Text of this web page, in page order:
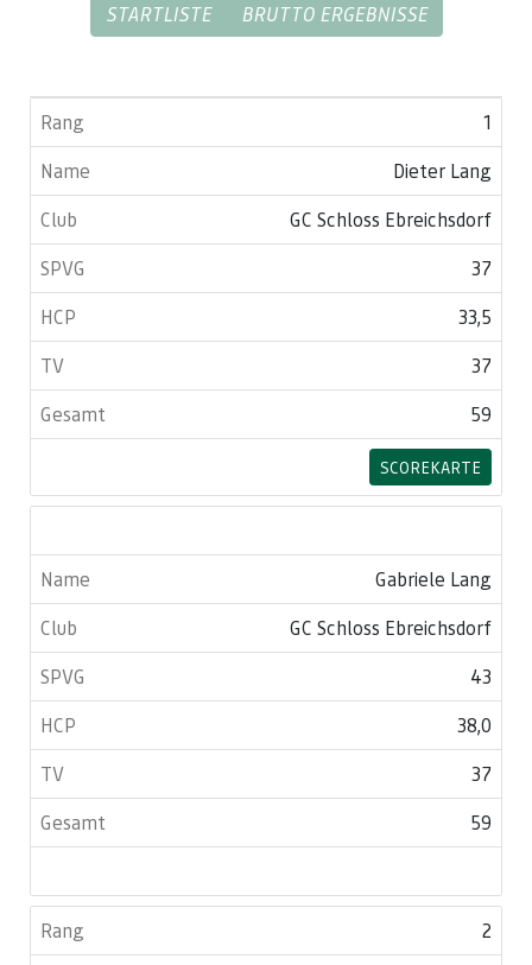
STARTLISTE BRUTTO ERGEBNISSE
1
Dieter Lang
GC Schloss Ebreichsdorf
37
33,5
37
59
SCOREKARTE
Gabriele Lang
GC Schloss Ebreichsdorf
43
38,0
37
59
2